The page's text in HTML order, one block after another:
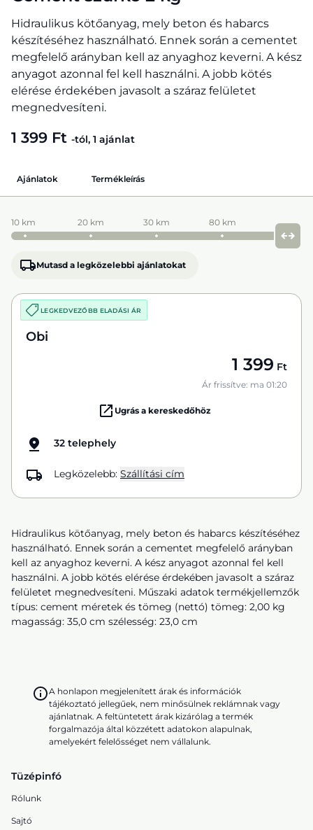
Hidraulikus kötőanyag, mely beton és habarcs
készítéséhez használható. Ennek során a cementet
megfelelő arányban kell az anyaghoz keverni. A kész
anyagot azonnal fel kell használni. A jobb kötés
elérése érdekében javasolt a száraz felületet
megnedvesíteni.
1 399 Ft -tól, 1 ajánlat
Ajánlatok Termékleírás
10 km 20 km 30 km 80 km
Mutasd a legközelebbi ajánlatokat
LEGKEDVEZŐBB ELADÁSI ÁR
Obi
1 399 Ft
Ár frissítve: ma 01:20
Ugrás a kereskedőhöz
32 telephely
Legközelebb: Szállítási cím
Hidraulikus kötőanyag, mely beton és habarcs készítéséhez
használható. Ennek során a cementet megfelelő arányban
kell az anyaghoz keverni. A kész anyagot azonnal fel kell
használni. A jobb kötés elérése érdekében javasolt a száraz
felületet megnedvesíteni. Műszaki adatok termékjellemzők
típus: cement méretek és tömeg (nettó) tömeg: 2,00 kg
magasság: 35,0 cm szélesség: 23,0 cm
A honlapon megjelenített árak és információk
tájékoztató jellegűek, nem minősülnek reklámnak vagy
ajánlatnak. A feltüntetett árak kizárólag a termék
forgalmazója által közzétett adatokon alapulnak,
amelyekért felelősséget nem vállalunk.
Tüzépinfó
Rólunk
Sajtó